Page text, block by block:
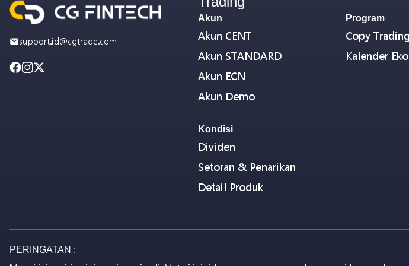
support.id@cgtrade.com
Akun
Akun CENT
Akun STANDARD
Akun ECN
Akun Demo
Kondisi
Dividen
Setoran & Penarikan
Detail Produk
Program
Copy Trading
Kalender
PERINGATAN :